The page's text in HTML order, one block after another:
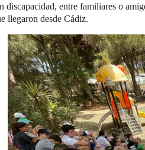
discapacidad, entre familiares o
llegaron desde Cádiz.